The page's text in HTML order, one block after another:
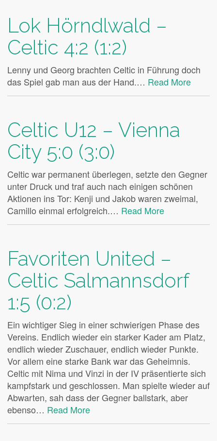
Lok Hörndlwald –
Celtic 4:2 (1:2)
Lenny und Georg brachten Celtic in Führung doch
das Spiel gab man aus der Hand.… Read More
Celtic U12 – Vienna
City 5:0 (3:0)
Celtic war permanent überlegen, setzte den Gegner
unter Druck und traf auch nach einigen schönen
Aktionen ins Tor: Kenji und Jakob waren zweimal,
Camillo einmal erfolgreich.… Read More
Favoriten United –
Celtic Salmannsdorf
1:5 (0:2)
Ein wichtiger Sieg in einer schwierigen Phase des
Vereins. Endlich wieder ein starker Kader am Platz,
endlich wieder Zuschauer, endlich wieder Punkte.
Vor allem eine starke Bank war das Geheimnis.
Celtic mit Nima und Vinzi in der IV präsentierte sich
kampfstark und geschlossen. Man spielte wieder auf
Abwarten, sah dass der Gegner ballstark, aber
ebenso… Read More